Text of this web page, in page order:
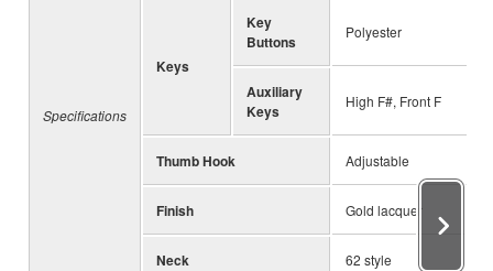
Specifications
Keys
Key
Buttons
Polyester
Auxiliary
Keys
High F#, Front F
Thumb Hook Adjustable
Finish Gold lacquer
Neck 62 style